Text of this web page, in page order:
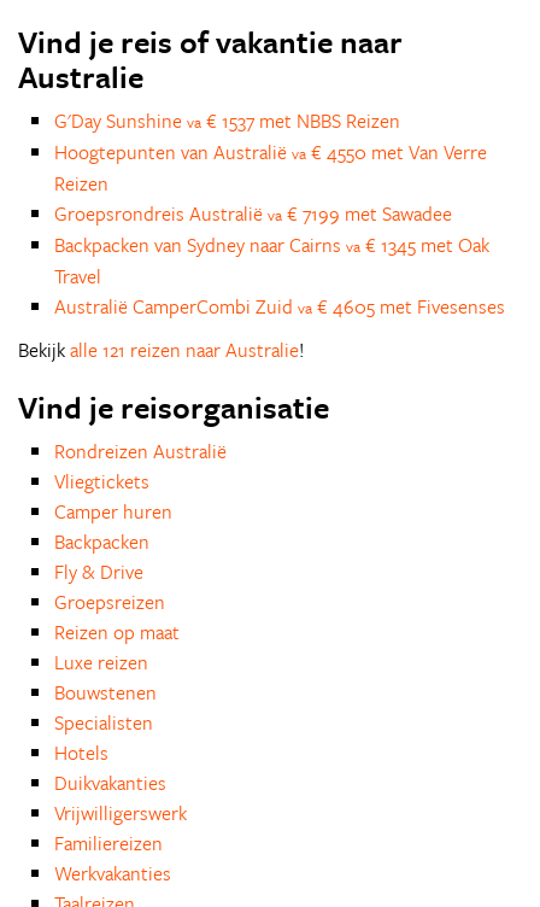
Vind je reis of vakantie naar
Australie
G'Day Sunshine va € 1537 met NBBS Reizen
Hoogtepunten van Australië va € 4550 met Van Verre
Reizen
Groepsrondreis Australië va € 7199 met Sawadee
Backpacken van Sydney naar Cairns va € 1345 met Oak
Travel
Australië CamperCombi Zuid va € 4605 met Fivesenses
Bekijkalle 121 reizen naar Australie!
Vind je reisorganisatie
Rondreizen Australië
Vliegtickets
Camper huren
Backpacken
Fly & Drive
Groepsreizen
Reizen op maat
Luxe reizen
Bouwstenen
Specialisten
Hotels
Duikvakanties
Vrijwilligerswerk
Familiereizen
Werkvakanties